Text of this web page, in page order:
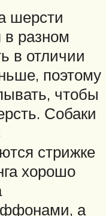
шерсти
разном
в отличии
поэтому
чтобы
Собаки
стрижке
хорошо
а